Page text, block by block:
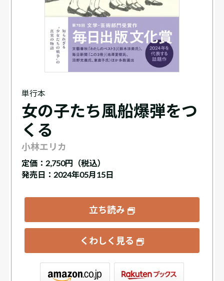
単行本
女の子たち風船爆弾をつ
くる
小林エリカ
定価： 2,750円（税込）
発売日：2024年05月15日
立ち読み
くわしく見る